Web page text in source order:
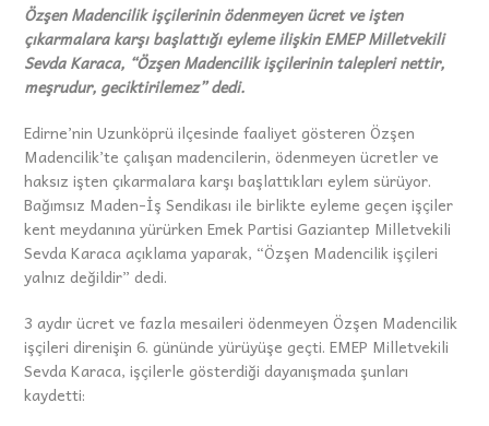
Özşen Madencilik işçilerinin ödenmeyen ücret ve işten
çıkarmalara karşı başlattığı eyleme ilişkin EMEP Milletvekili
Sevda Karaca, “Özşen Madencilik işçilerinin talepleri nettir,
meşrudur, geciktirilemez” dedi.
Edirne’nin Uzunköprü ilçesinde faaliyet gösteren Özşen
Madencilik’te çalışan madencilerin, ödenmeyen ücretler ve
haksız işten çıkarmalara karşı başlattıkları eylem sürüyor.
Bağımsız Maden-İş Sendikası ile birlikte eyleme geçen işçiler
kent meydanına yürürken Emek Partisi Gaziantep Milletvekili
Sevda Karaca açıklama yaparak, “Özşen Madencilik işçileri
yalnız değildir” dedi.
3 aydır ücret ve fazla mesaileri ödenmeyen Özşen Madencilik
işçileri direnişin 6. gününde yürüyüşe geçti. EMEP Milletvekili
Sevda Karaca, işçilerle gösterdiği dayanışmada şunları
kaydetti: